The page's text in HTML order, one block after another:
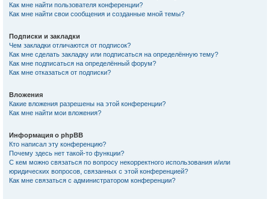
Как мне найти пользователя конференции?
Как мне найти свои сообщения и созданные мной темы?
Подписки и закладки
Чем закладки отличаются от подписок?
Как мне сделать закладку или подписаться на определённую тему?
Как мне подписаться на определённый форум?
Как мне отказаться от подписки?
Вложения
Какие вложения разрешены на этой конференции?
Как мне найти мои вложения?
Информация о phpBB
Кто написал эту конференцию?
Почему здесь нет такой-то функции?
С кем можно связаться по вопросу некорректного использования и/или
юридических вопросов, связанных с этой конференцией?
Как мне связаться с администратором конференции?